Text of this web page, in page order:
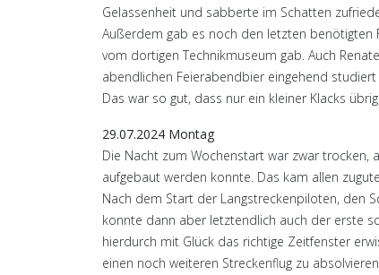
Gelassenheit und sabberte im Schatten
Außerdem gab es noch den letzten benötigten
vom dortigen Technikmuseum gab. Auch
abendlichen Feierabendbier eingehend
Das war so gut, dass nur ein kleiner Klacks
29.07.2024 Montag
Die Nacht zum Wochenstart war zwar trocken,
aufgebaut werden konnte. Das kam allen
Nach dem Start der Langstreckenpiloten, den
konnte dann aber letztendlich auch der erste
hierdurch mit Glück das richtige Zeitfenster
einen noch weiteren Streckenflug zu